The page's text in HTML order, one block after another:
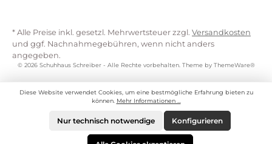
* Alle Preise inkl. gesetzl. Mehrwertsteuer zzgl. Versandkosten
und ggf. Nachnahmegebühren, wenn nicht anders
angegeben.
© 2026 Schuhhaus Schreiber - Alle Rechte vorbehalten. Theme by ThemeWare®
Diese Website verwendet Cookies, um eine bestmögliche Erfahrung bieten zu
können. Mehr Informationen ...
Nur technisch notwendige Konfigurieren